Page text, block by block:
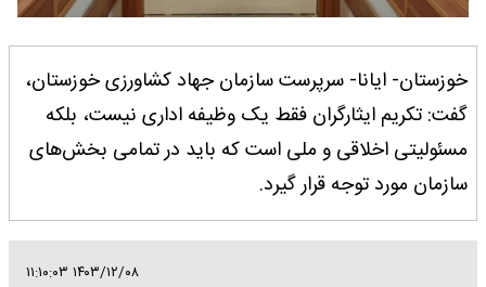
خوزستان- ایانا- سرپرست سازمان جهاد کشاورزی خوزستان،
گفت: تکریم ایثارگران فقط یک وظیفه اداری نیست، بلکه
مسئولیتی اخلاقی و ملی است که باید در تمامی بخش‌های
سازمان مورد توجه قرار گیرد.
۱۴۰۳/۱۲/۰۸ ۱۱:۱۰:۰۳